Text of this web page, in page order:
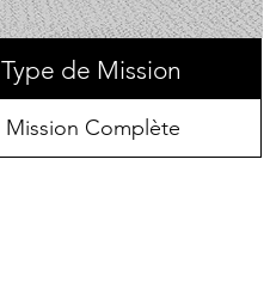
Type de Mission
Mission Complète